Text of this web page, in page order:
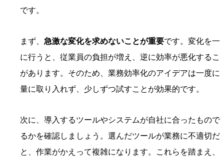
です。
まず、 急激な変化を求めないことが重要です。変化を一
に行うと、従業員の負担が増え、逆に効率が悪化するこ
があります。そのため、業務効率化のアイデアは一度に
量に取り入れず、少しずつ試すことが効果的です。
次に、導入するツールやシステムが自社に合ったもので
るかを確認しましょう。選んだツールが業務に不適切だ
と、作業がかえって複雑になります。これらを踏まえ、